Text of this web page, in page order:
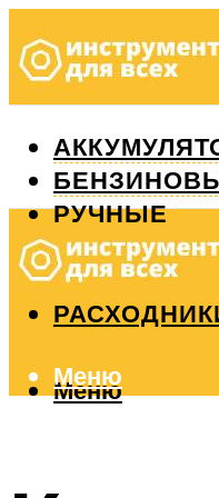
РУЧНЫЕ
РЕМОНТ
Меню
Меню